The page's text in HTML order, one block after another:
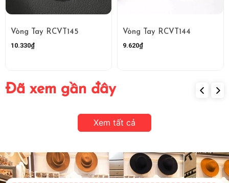
Vòng Tay RCVT145
10.330₫
Vòng Tay RCVT144
9.620₫
Đã xem gần đây
Xem tất cả